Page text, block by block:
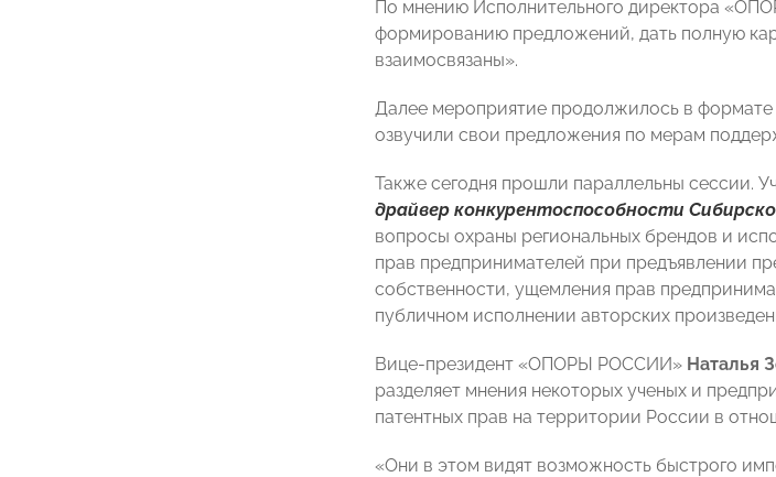
По мнению Исполнительного директора
формированию предложений, дать полную
взаимосвязаны».
Далее мероприятие продолжилось в формате
озвучили свои предложения по мерам
Также сегодня прошли параллельны сессии.
драйвер конкурентоспособности
вопросы охраны региональных брендов и
прав предпринимателей при предъявлении
собственности, ущемления прав
публичном исполнении авторских
Вице-президент «ОПОРЫ РОССИИ» Наталья
разделяет мнения некоторых ученых и
патентных прав на территории России в
«Они в этом видят возможность быстрого